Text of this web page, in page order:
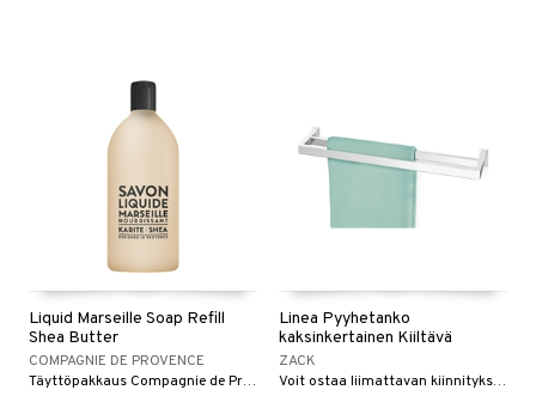
Liquid Marseille Soap Refill
Shea Butter
COMPAGNIE DE PROVENCE
Täyttöpakkaus Compagnie de Provence -merkin Liquid Marseille Soap Refill Shea Butter -nestesaippualle
Linea Pyyhetanko
kaksinkertainen Kiiltävä
ZACK
Voit ostaa liimattavan kiinnityksen, jos haluat välttää reikiä seinissä.